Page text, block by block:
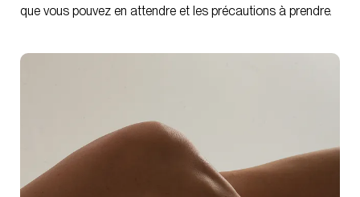
que vous pouvez en attendre et les précautions à prendre.